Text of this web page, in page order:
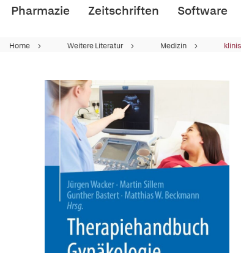
Pharmazie Zeitschriften Software
Home Weitere Literatur Medizin